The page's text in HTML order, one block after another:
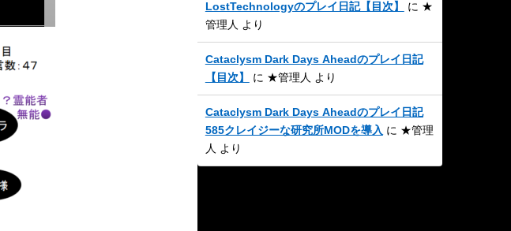
LostTechnologyのプレイ日記【目次】 に ★
管理人
より
Cataclysm Dark Days Aheadのプレイ日記
【目次】
に ★管理人 より
Cataclysm Dark Days Aheadのプレイ日記
585クレイジーな研究所MODを導入 に ★管理
人
より